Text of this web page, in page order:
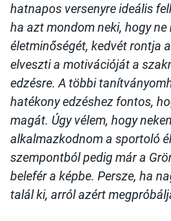
hatnapos versenyre ideális
ha azt mondom neki, hogy
életminőségét, kedvét rontja
elveszti a motivációját a
edzésre. A többi
hatékony edzéshez fontos,
magát. Úgy vélem, hogy
alkalmazkodnom a sportoló
szempontból pedig már a
belefér a képbe. Persze, ha
talál ki, arról azért